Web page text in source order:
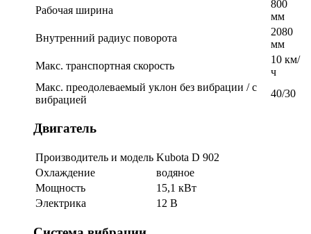
Рабочая ширина
800
мм
Внутренний радиус поворота
2080
мм
Макс. транспортная скорость
10 км/
ч
Макс. преодолеваемый уклон без вибрации / с
вибрацией
40/30
Двигатель
Производитель и модель Kubota D 902
Охлаждение
водяное
Мощность
15,1 кВт
Электрика
12 В